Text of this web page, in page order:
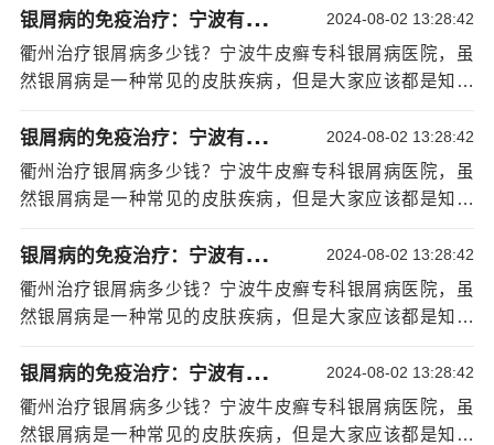
患者常常因为饮食或者服用药物等原因而诱发牛
皮癣。因此，牛皮癣患者应该避免类似的感染因素发生。
受潮着凉，受风寒侵袭而诱发牛皮癣的为数较多，患者常
所以患者要尽量避免大冷大热刺激皮肤，住室保持通风、
干燥、温暖。
银屑病是一定要使用药物治疗的，那么采用激素
治疗能够在短时间内缓解自己的皮损，但是大家需要知道
的副作用也是巨大的，所以患者们在使用的时候，需要多
加重视。
在饮食上，银屑病病的患者不要吃一些食物组
量高的食物，以免因为饮食不当对患者们的病情造成严重
的危害。
注意银屑病是一种皮肤疾病，那么在患病之后，
银
屑病的免疫治疗：宁波有治银屑病的医院吗 2024-08-02 13:28:42
衢州治疗银屑病多少钱？宁波牛皮癣专科银屑病医院，虽
然银屑病是一种常见的皮肤疾病，但是大家应该都是知道
病所造成的危害。所以大家一旦患上这种类型的牛皮癣之
后，就一定要积极的去正规的牛皮癣医院看病。而且患者
在时间的不断努力寻找对付这种疾病的正确方法，治疗方
疾病，需要及时处理和治疗，银屑病
[详情]
银
屑病的免疫治疗：宁波有治银屑病的医院吗 2024-08-02 13:28:42
衢州治疗银屑病多少钱？宁波牛皮癣专科银屑病医院，虽
然银屑病是一种常见的皮肤疾病，但是大家应该都是知道
病所造成的危害。所以大家一旦患上这种类型的牛皮癣之
后，就一定要积极的去正规的牛皮癣医院看病。而且患者
在时间的不断努力寻找对付这种疾病的正确方法，治疗方
疾病，需要及时处理和治疗，银屑病
[详情]
银
屑病的免疫治疗：宁波有治银屑病的医院吗 2024-08-02 13:28:42
衢州治疗银屑病多少钱？宁波牛皮癣专科银屑病医院，虽
然银屑病是一种常见的皮肤疾病，但是大家应该都是知道
病所造成的危害。所以大家一旦患上这种类型的牛皮癣之
后，就一定要积极的去正规的牛皮癣医院看病。而且患者
在时间的不断努力寻找对付这种疾病的正确方法，治疗方
银
屑病的免疫治疗：宁波有治银屑病的医院吗 2024-08-02 13:28:42
衢州治疗银屑病多少钱？宁波牛皮癣专科银屑病医院，虽
然银屑病是一种常见的皮肤疾病，但是大家应该都是知道